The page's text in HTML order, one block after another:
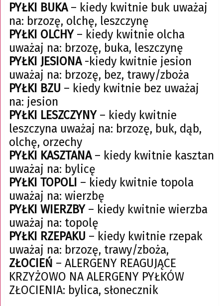
PYŁKI BUKA– kiedy kwitnie buk uważaj
na: brzozę, olchę, leszczynę
PYŁKI OLCHY– kiedy kwitnie olcha
uważaj na: brzozę, buka, leszczynę
PYŁKI JESIONA-kiedy kwitnie jesion
uważaj na: brzozę, bez, trawy/zboża
PYŁKI BZU – kiedy kwitnie bez uważaj
na: jesion
PYŁKI LESZCZYNY– kiedy kwitnie
leszczyna uważaj na: brzozę, buk, dąb,
olchę, orzechy
PYŁKI KASZTANA– kiedy kwitnie kasztan
uważaj na: bylicę
PYŁKI TOPOLI – kiedy kwitnie topola
uważaj na: wierzbę
PYŁKI WIERZBY– kiedy kwitnie wierzba
uważaj na: topolę
PYŁKI RZEPAKU – kiedy kwitnie rzepak
uważaj na: brzozę, trawy/zboża,
ZŁOCIEŃ – ALERGENY REAGUJĄCE
KRZYŻOWO NA ALERGENY PYŁKÓW
ZŁOCIENIA: bylica, słonecznik